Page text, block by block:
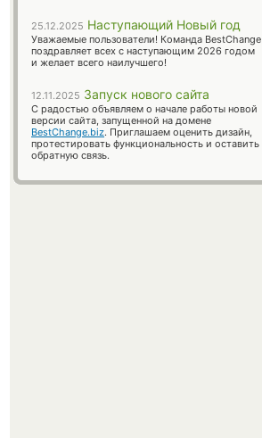
25.12.2025 Наступающий Новый год
Уважаемые пользователи! Команда BestChange
поздравляет всех с наступающим 2026 годом
и желает всего наилучшего!
12.11.2025 Запуск нового сайта
С радостью объявляем о начале работы новой
версии сайта, запущенной на домене
BestChange.biz. Приглашаем оценить дизайн,
протестировать функциональность и оставить
обратную связь.